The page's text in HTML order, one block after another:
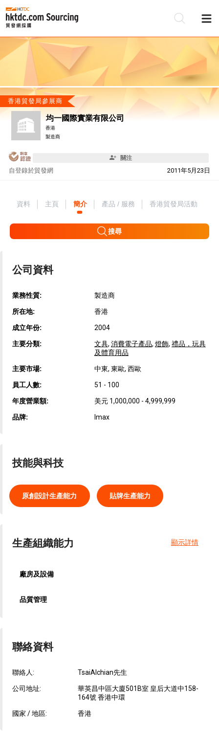
香港貿發局參展商
均一國際實業有限公司
香港
製造商
關注
自 2011年5月23日
登錄於貿發網
資料 主頁 簡介 產品 / 服務 香港貿發局活動
搜尋
公司資料
業務性質: 製造商
所在地: 香港
成立年份: 2004
主要分類: 文具, 消費電子產品, 燈飾, 禮品，玩具
及體育用品
主要市場: 中東, 東歐, 西歐
員工人數: 51 - 100
年度營業額: 美元 1,000,000 - 4,999,999
品牌: Imax
技能與科技
原創設計生產能力 貼牌生產能力
生產組織能力 顯示詳情
廠房及設備
品質管理
聯絡資料
聯絡人: TsaiAlchian先生
公司地址:
華英昌中區大廈501B室 皇后大道中158-
164號 香港中環
國家 / 地區: 香港